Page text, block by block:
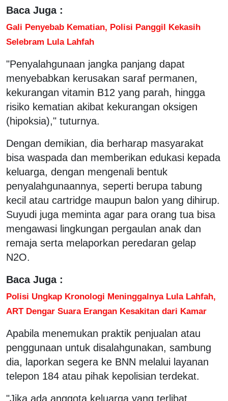
Baca Juga :
Gali Penyebab Kematian, Polisi Panggil Kekasih
Selebram Lula Lahfah
"Penyalahgunaan jangka panjang dapat
menyebabkan kerusakan saraf permanen,
kekurangan vitamin B12 yang parah, hingga
risiko kematian akibat kekurangan oksigen
(hipoksia)," tuturnya.
Dengan demikian, dia berharap masyarakat
bisa waspada dan memberikan edukasi kepada
keluarga, dengan mengenali bentuk
penyalahgunaannya, seperti berupa tabung
kecil atau cartridge maupun balon yang dihirup.
Suyudi juga meminta agar para orang tua bisa
mengawasi lingkungan pergaulan anak dan
remaja serta melaporkan peredaran gelap
N2O.
Baca Juga :
Polisi Ungkap Kronologi Meninggalnya Lula Lahfah,
ART Dengar Suara Erangan Kesakitan dari Kamar
Apabila menemukan praktik penjualan atau
penggunaan untuk disalahgunakan, sambung
dia, laporkan segera ke BNN melalui layanan
telepon 184 atau pihak kepolisian terdekat.
"Jika ada anggota keluarga yang terlibat,